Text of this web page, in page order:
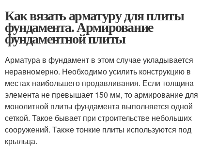
Как вязать арматуру для плиты
фундамента. Армирование
фундаментной плиты
Арматура в фундамент в этом случае укладывается
неравномерно. Необходимо усилить конструкцию в
местах наибольшего продавливания. Если толщина
элемента не превышает 150 мм, то армирование для
монолитной плиты фундамента выполняется одной
сеткой. Такое бывает при строительстве небольших
сооружений. Также тонкие плиты используются под
крыльца.